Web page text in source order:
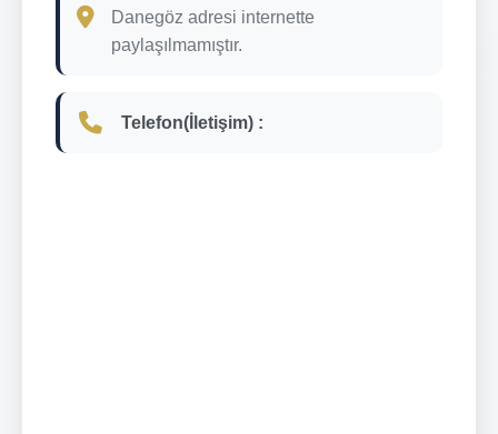
Danegöz adresi internette
paylaşılmamıştır.
Telefon(İletişim) :